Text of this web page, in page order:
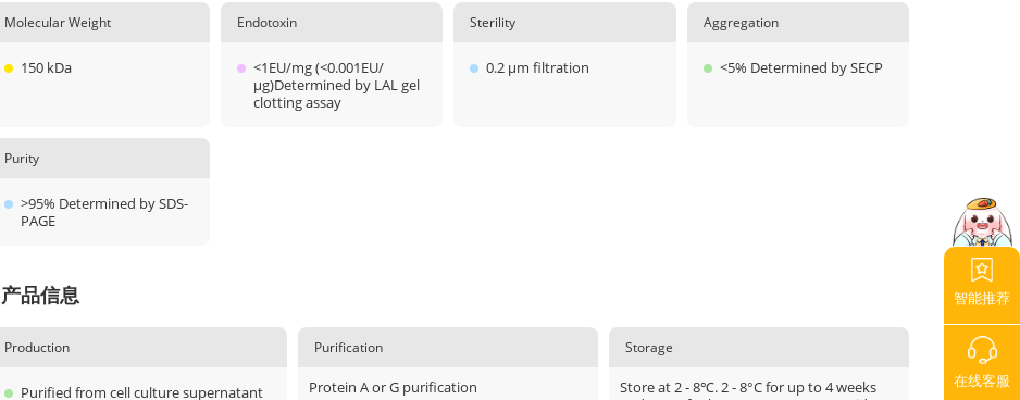
Molecular Weight
150 kDa
Endotoxin
<1EU/mg (<0.001EU/
μg)Determined by LAL gel
clotting assay
Sterility
0.2 μm filtration
Aggregation
<5% Determined by SECP
Purity
>95% Determined by SDS-
PAGE
产品信息
Production
Purified from cell culture supernatant
Purification
Protein A or G purification
Storage
Store at 2 - 8℃. 2 - 8°C for up to 4 weeks
智能推荐
在线客服